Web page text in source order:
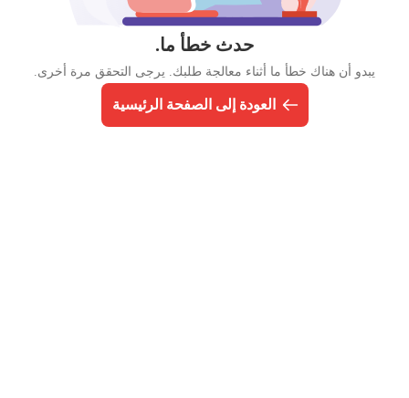
حدث خطأ ما.
يبدو أن هناك خطأ ما أثناء معالجة طلبك. يرجى التحقق مرة أخرى.
العودة إلى الصفحة الرئيسية